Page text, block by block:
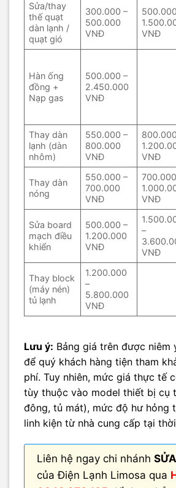
Sửa/thay
thế quạt
dàn lạnh /
quạt gió
300.000 –
500.000
VNĐ
VNĐ
Hàn ống
đồng +
Nạp gas
500.000 –
2.450.000
VNĐ
Thay dàn
lạnh (dàn
nhôm)
550.000 –
800.000
VNĐ
VNĐ
Thay dàn
nóng
550.000 –
700.000
VNĐ
VNĐ
Sửa board
mạch điều
khiển
500.000 –
1.200.000
VNĐ
–
VNĐ
Thay block
(máy nén)
tủ lạnh
1.200.000
–
5.800.000
VNĐ
Lưu ý: Bảng giá trên được niêm
để quý khách hàng tiện tham
phí. Tuy nhiên, mức giá thực tế
tùy thuộc vào model thiết bị cụ
đông, tủ mát), mức độ hư hỏng
linh kiện từ nhà cung cấp tại
Liên hệ ngay chi nhánh
của Điện Lạnh Limosa qua